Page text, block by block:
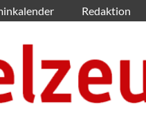
Redaktion